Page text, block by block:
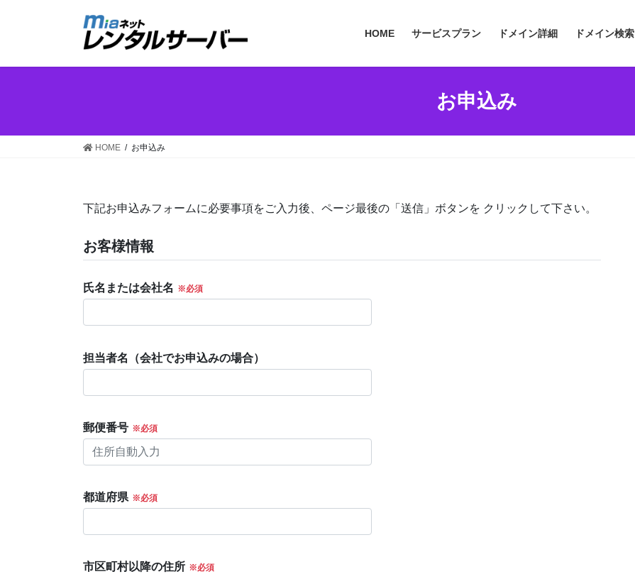
HOME サービスプラン ドメイン詳細 ドメイン検索
お申込み
HOME お申込み
下記お申込みフォームに必要事項をご入力後、ページ最後の「送信」ボタンを クリックして下さい。
お客様情報
氏名または会社名
担当者名（会社でお申込みの場合）
郵便番号
都道府県
市区町村以降の住所